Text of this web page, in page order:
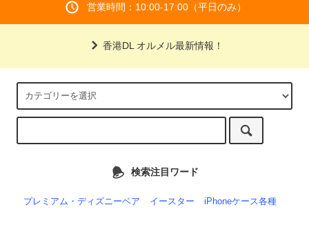
営業時間：10:00-17:00（平日のみ）
香港DL オルメル最新情報！
検索注目ワード
プレミアム・ディズニーベア イースター iPhoneケース各種